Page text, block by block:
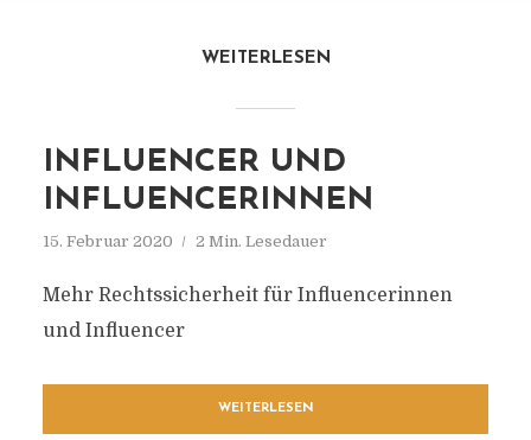
WEITERLESEN
INFLUENCER UND
INFLUENCERINNEN
15. Februar 2020 2 Min. Lesedauer
Mehr Rechtssicherheit für Influencerinnen
und Influencer
WEITERLESEN